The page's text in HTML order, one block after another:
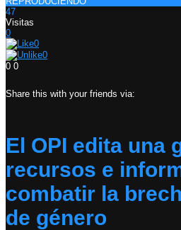
47
Visitas
0
0
0
0 0
Share this with your friends via:
El OPI edita una
recursos e
combatir la
de género